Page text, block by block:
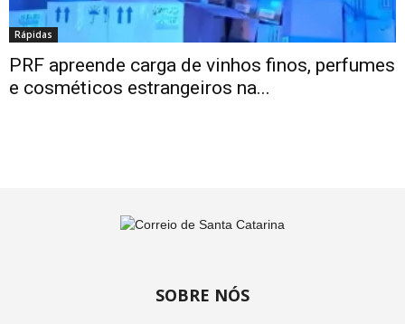
Rápidas
PRF apreende carga de vinhos finos, perfumes
e cosméticos estrangeiros na...
SOBRE NÓS